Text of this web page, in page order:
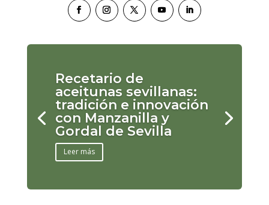
Recetario de
aceitunas sevillanas:
tradición e innovación
con Manzanilla y
Gordal de Sevilla
Leer más